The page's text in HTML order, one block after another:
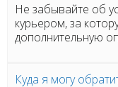
Не забывайте об
курьером, за
дополнительную
Куда я могу